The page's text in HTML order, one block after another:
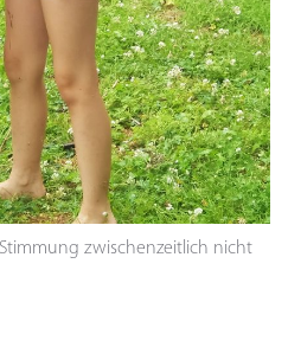
zwischenzeitlich nicht